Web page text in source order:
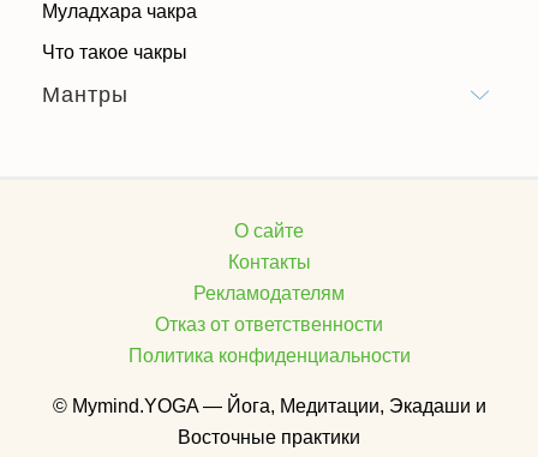
Муладхара чакра
Что такое чакры
Мантры
О сайте
Контакты
Рекламодателям
Отказ от ответственности
Политика конфиденциальности
© Mymind.YOGA — Йога, Медитации, Экадаши и
Восточные практики